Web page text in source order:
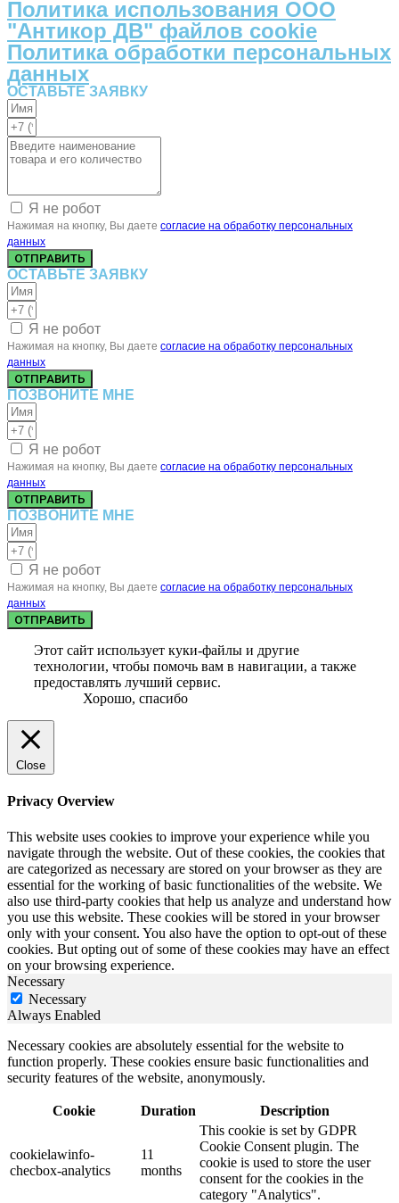
Политика использования ООО
"Антикор ДВ" файлов cookie
Политика обработки персональных
данных
ОСТАВЬТЕ ЗАЯВКУ
Я не робот
Нажимая на кнопку, Вы даете согласие на обработку персональных
данных
ОТПРАВИТЬ
ОСТАВЬТЕ ЗАЯВКУ
Я не робот
Нажимая на кнопку, Вы даете согласие на обработку персональных
данных
ОТПРАВИТЬ
ПОЗВОНИТЕ МНЕ
Я не робот
Нажимая на кнопку, Вы даете согласие на обработку персональных
данных
ОТПРАВИТЬ
ПОЗВОНИТЕ МНЕ
Я не робот
Нажимая на кнопку, Вы даете согласие на обработку персональных
данных
ОТПРАВИТЬ
Этот сайт использует куки-файлы и другие
технологии, чтобы помочь вам в навигации, а также
предоставлять лучший сервис.
Хорошо, спасибо
Close
Privacy Overview
This website uses cookies to improve your experience while you
navigate through the website. Out of these cookies, the cookies that
are categorized as necessary are stored on your browser as they are
essential for the working of basic functionalities of the website. We
also use third-party cookies that help us analyze and understand how
you use this website. These cookies will be stored in your browser
only with your consent. You also have the option to opt-out of these
cookies. But opting out of some of these cookies may have an effect
on your browsing experience.
Necessary
Necessary
Always Enabled
Necessary cookies are absolutely essential for the website to
function properly. These cookies ensure basic functionalities and
security features of the website, anonymously.
Cookie Duration Description
cookielawinfo-
checbox-analytics
11
months
This cookie is set by GDPR
Cookie Consent plugin. The
cookie is used to store the user
consent for the cookies in the
category "Analytics".